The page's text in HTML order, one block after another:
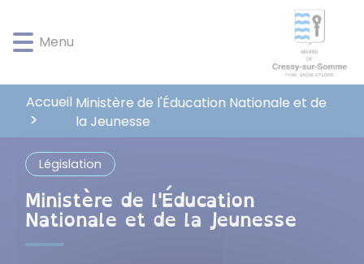
d'accès
rapide
menu
d'accès
rapide
contenu
principal
d'accès
rapide
la
recherche
d'accès
rapide
pied
page
Menu
Accueil Ministère de l'Éducation Nationale et de
la Jeunesse
Législation
Ministère de l'Éducation
Nationale et de la Jeunesse